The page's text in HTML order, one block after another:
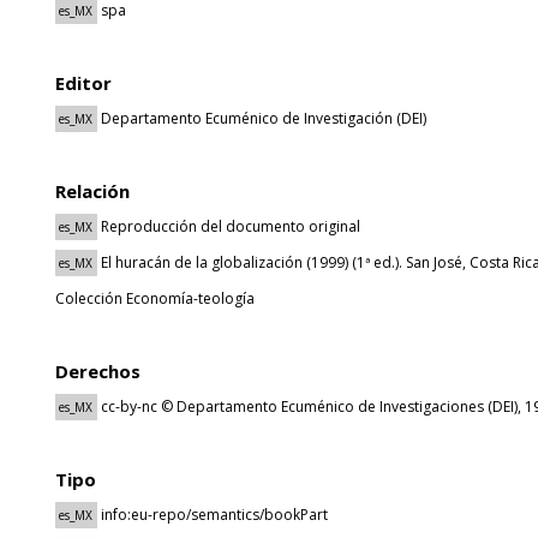
es_MX spa
Editor
es_MX Departamento Ecuménico de Investigación (DEI)
Relación
es_MX Reproducción del documento original
es_MX El huracán de la globalización (1999) (1ª ed.). San José, Costa
Colección Economía-teología
Derechos
es_MX cc-by-nc © Departamento Ecuménico de Investigaciones (DEI),
Tipo
es_MX info:eu-repo/semantics/bookPart